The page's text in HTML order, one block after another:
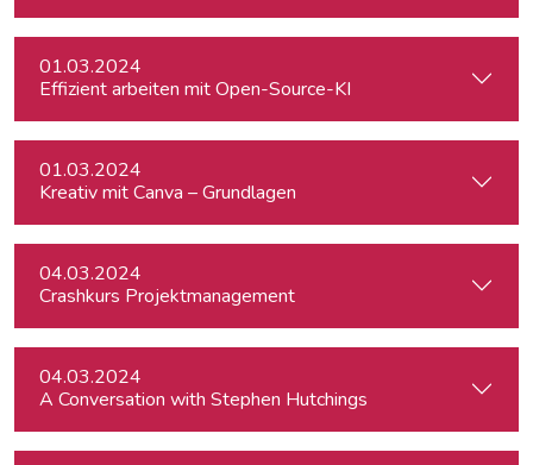
01.03.2024
Effizient arbeiten mit Open-Source-KI
01.03.2024
Kreativ mit Canva – Grundlagen
04.03.2024
Crashkurs Projektmanagement
04.03.2024
A Conversation with Stephen Hutchings